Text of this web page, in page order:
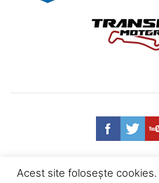
Acest site foloseşte cookies.